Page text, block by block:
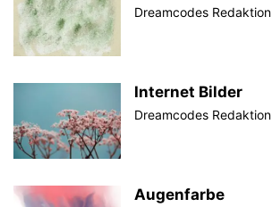
Dreamcodes Redaktion
Internet Bilder
Dreamcodes Redaktion
Augenfarbe